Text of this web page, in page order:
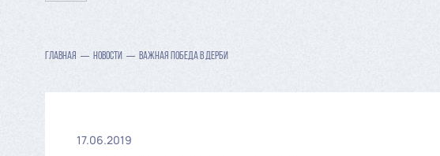
ГЛАВНАЯ НОВОСТИ ВАЖНАЯ ПОБЕДА В ДЕРБИ
17.06.2019